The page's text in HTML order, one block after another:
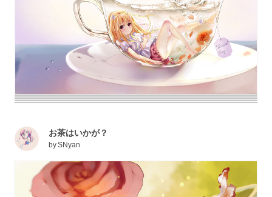
お茶はいかが？
bySNyan